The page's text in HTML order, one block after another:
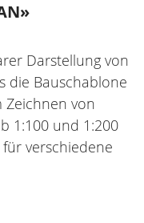
Darstellung von
die Bauschablone
Zeichnen von
1:100 und 1:200
verschiedene